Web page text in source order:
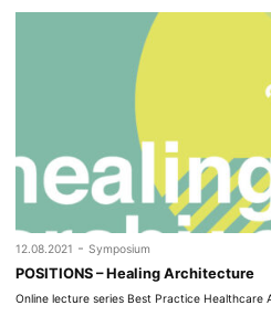
12.08.2021 - Symposium
POSITIONS – Healing Architecture
Online lecture series Best Practice